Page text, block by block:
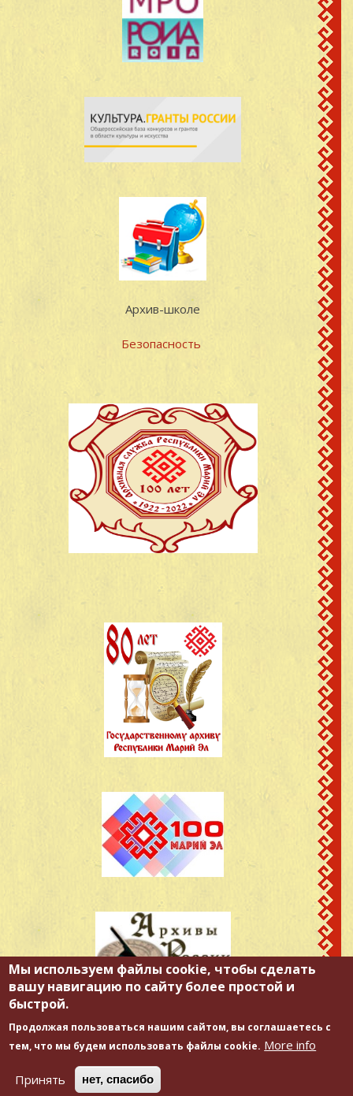
Архив-школе
Безопасность
Copyright © 2026. Государственное бюджетное учреждение "Государственный архив
Республики Марий Эл".
Мы используем файлы cookie, чтобы сделать
вашу навигацию по сайту более простой и
быстрой.
Продолжая пользоваться нашим сайтом, вы соглашаетесь с
тем, что мы будем использовать файлы cookie. More info
Принять нет, спасибо